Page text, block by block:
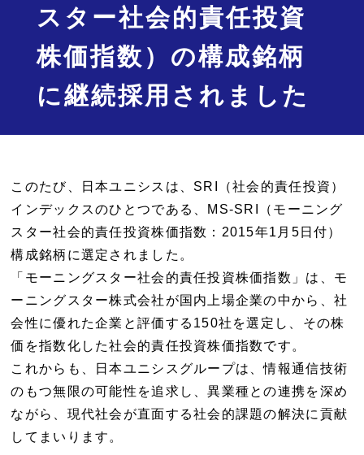
スター社会的責任投資
株価指数）の構成銘柄
に継続採用されました
このたび、日本ユニシスは、SRI（社会的責任投資）
インデックスのひとつである、MS-SRI（モーニング
スター社会的責任投資株価指数：2015年1月5日付）
構成銘柄に選定されました。
「モーニングスター社会的責任投資株価指数」は、モ
ーニングスター株式会社が国内上場企業の中から、社
会性に優れた企業と評価する150社を選定し、その株
価を指数化した社会的責任投資株価指数です。
これからも、日本ユニシスグループは、情報通信技術
のもつ無限の可能性を追求し、異業種との連携を深め
ながら、現代社会が直面する社会的課題の解決に貢献
してまいります。